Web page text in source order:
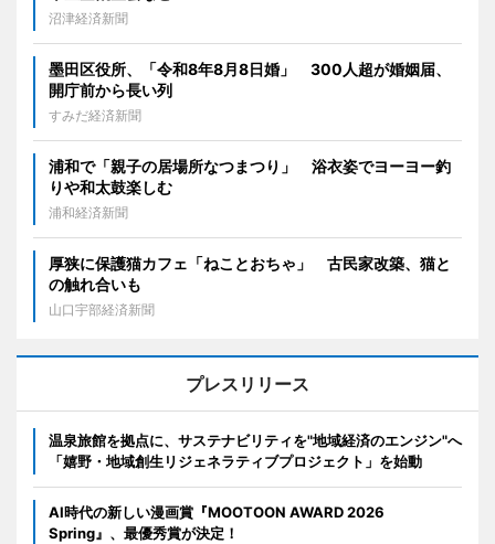
沼津経済新聞
墨田区役所、「令和8年8月8日婚」 300人超が婚姻届、
開庁前から長い列
すみだ経済新聞
浦和で「親子の居場所なつまつり」 浴衣姿でヨーヨー釣
りや和太鼓楽しむ
浦和経済新聞
厚狭に保護猫カフェ「ねことおちゃ」 古民家改築、猫と
の触れ合いも
山口宇部経済新聞
プレスリリース
温泉旅館を拠点に、サステナビリティを"地域経済のエンジン"へ
「嬉野・地域創生リジェネラティブプロジェクト」を始動
AI時代の新しい漫画賞『MOOTOON AWARD 2026
Spring』、最優秀賞が決定！